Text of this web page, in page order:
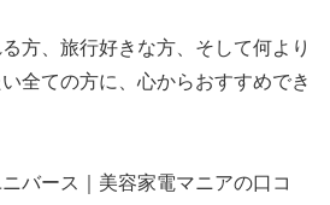
方、旅行好きな方、そして何より
全ての方に、心からおすすめでき
バース｜美容家電マニアの口コ